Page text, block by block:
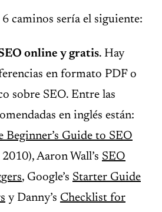
caminos sería el siguiente:
online y gratis. Hay
en formato PDF o
sobre SEO. Entre las
en inglés están:
Beginner’s Guide to SEO
Aaron Wall’s SEO
, Google’s Starter Guide
y Danny’s Checklist for